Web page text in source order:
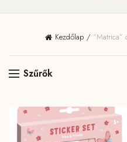
Kezdőlap “Matrica”
Szűrők